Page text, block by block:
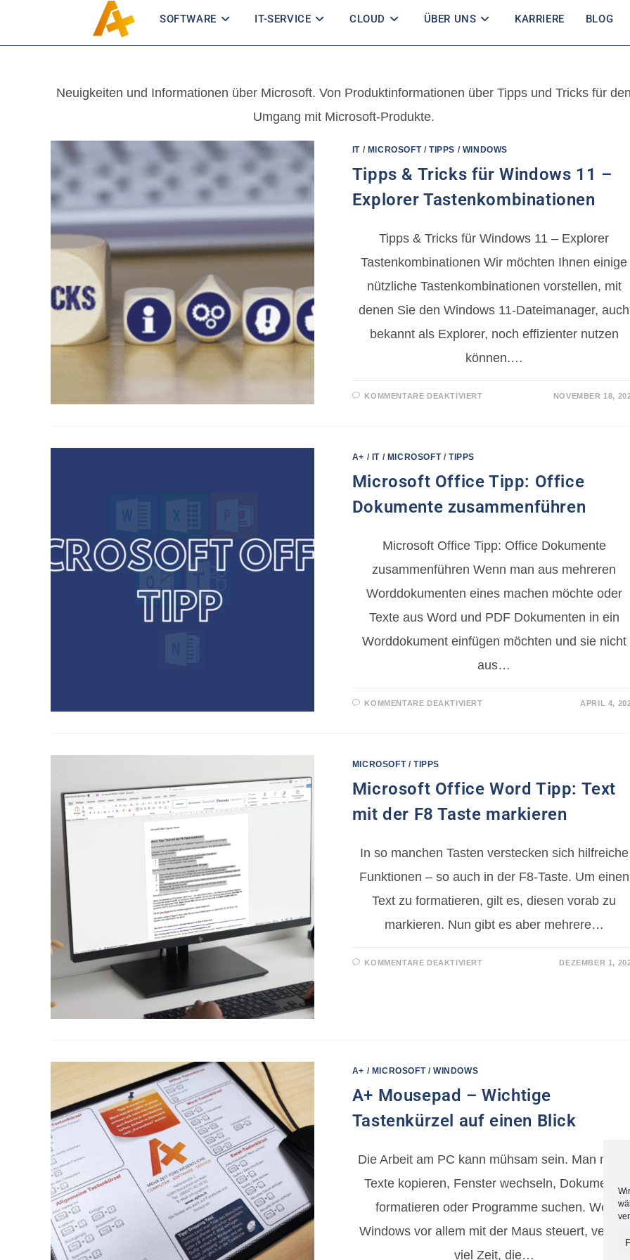
SOFTWARE IT-SERVICE CLOUD ÜBER UNS KARRIERE BLOG
Neuigkeiten und Informationen über Microsoft. Von Produktinformationen über Tipps und Tricks für den
Umgang mit Microsoft-Produkte.
IT / MICROSOFT/TIPPS / WINDOWS
Tipps & Tricks für Windows 11 –
Explorer Tastenkombinationen
Tipps & Tricks für Windows 11 – Explorer
Tastenkombinationen Wir möchten Ihnen einige
nützliche Tastenkombinationen vorstellen, mit
denen Sie den Windows 11-Dateimanager, auch
bekannt als Explorer, noch effizienter nutzen
können.…
KOMMENTARE DEAKTIVIERT NOVEMBER 18,
A+ / IT / MICROSOFT/TIPPS
Microsoft Office Tipp: Office
Dokumente zusammenführen
Microsoft Office Tipp: Office Dokumente
zusammenführen Wenn man aus mehreren
Worddokumenten eines machen möchte oder
Texte aus Word und PDF Dokumenten in ein
Worddokument einfügen möchten und sie nicht
aus…
KOMMENTARE DEAKTIVIERT APRIL 4,
MICROSOFT/TIPPS
Microsoft Office Word Tipp: Text
mit der F8 Taste markieren
In so manchen Tasten verstecken sich hilfreiche
Funktionen – so auch in der F8-Taste. Um einen
Text zu formatieren, gilt es, diesen vorab zu
markieren. Nun gibt es aber mehrere…
KOMMENTARE DEAKTIVIERT DEZEMBER 1,
A+ / MICROSOFT/WINDOWS
A+ Mousepad – Wichtige
Tastenkürzel auf einen Blick
Die Arbeit am PC kann mühsam sein. Man muss
Texte kopieren, Fenster wechseln, Dokumente
formatieren oder Programme suchen. Wer
Windows vor allem mit der Maus steuert, verliert
viel Zeit, die…